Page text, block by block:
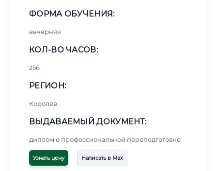
ФОРМА ОБУЧЕНИЯ:
вечерняя
КОЛ-ВО ЧАСОВ:
256
РЕГИОН:
Королёв
ВЫДАВАЕМЫЙ ДОКУМЕНТ:
диплом о профессиональной переподготовке
Узнать цену Написать в Max